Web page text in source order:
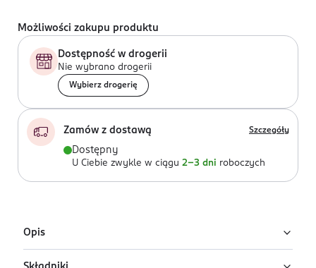
Możliwości zakupu produktu
Dostępność w drogerii
Nie wybrano drogerii
Wybierz drogerię
Zamów z dostawą Szczegóły
Dostępny
U Ciebie zwykle w ciągu 2-3 dni roboczych
Opis